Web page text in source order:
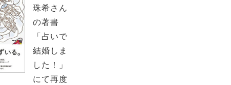
珠希さん
の著書
「占いで
結婚しま
した！」
にて再度